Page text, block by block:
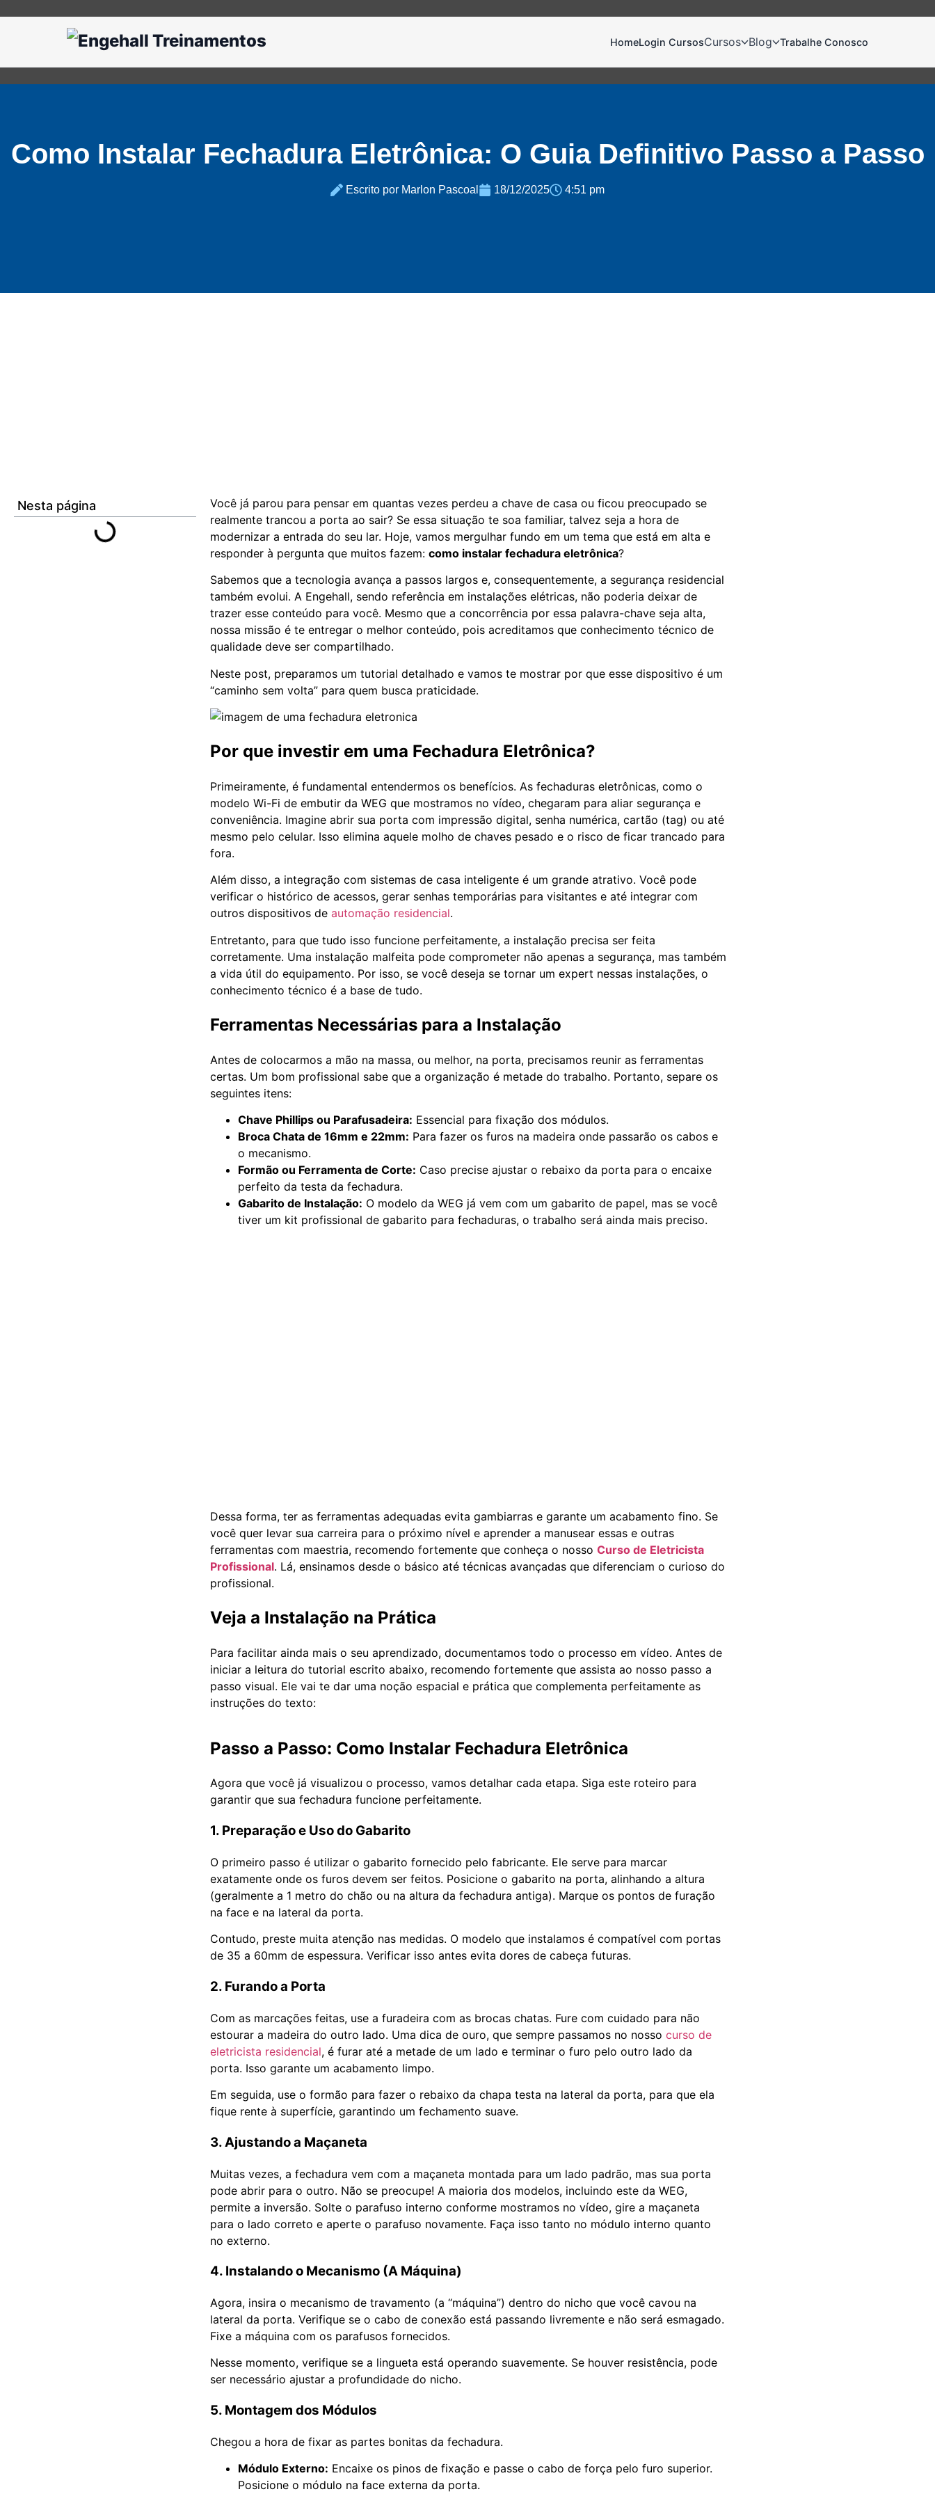
HomeLogin CursosCursos Blog Trabalhe Conosco
Como Instalar Fechadura Eletrônica: O Guia Definitivo Passo a Passo
Escrito por Marlon Pascoal 18/12/2025 4:51 pm
Nesta página
Você já parou para pensar em quantas vezes perdeu a chave de casa ou ficou preocupado se
realmente trancou a porta ao sair? Se essa situação te soa familiar, talvez seja a hora de
modernizar a entrada do seu lar. Hoje, vamos mergulhar fundo em um tema que está em alta e
responder à pergunta que muitos fazem:como instalar fechadura eletrônica?
Sabemos que a tecnologia avança a passos largos e, consequentemente, a segurança residencial
também evolui. A Engehall, sendo referência em instalações elétricas, não poderia deixar de
trazer esse conteúdo para você. Mesmo que a concorrência por essa palavra-chave seja alta,
nossa missão é te entregar o melhor conteúdo, pois acreditamos que conhecimento técnico de
qualidade deve ser compartilhado.
Neste post, preparamos um tutorial detalhado e vamos te mostrar por que esse dispositivo é um
“caminho sem volta” para quem busca praticidade.
Por que investir em uma Fechadura Eletrônica?
Primeiramente, é fundamental entendermos os benefícios. As fechaduras eletrônicas, como o
modelo Wi-Fi de embutir da WEG que mostramos no vídeo, chegaram para aliar segurança e
conveniência. Imagine abrir sua porta com impressão digital, senha numérica, cartão (tag) ou até
mesmo pelo celular. Isso elimina aquele molho de chaves pesado e o risco de ficar trancado para
fora.
Além disso, a integração com sistemas de casa inteligente é um grande atrativo. Você pode
verificar o histórico de acessos, gerar senhas temporárias para visitantes e até integrar com
outros dispositivos deautomação residencial.
Entretanto, para que tudo isso funcione perfeitamente, a instalação precisa ser feita
corretamente. Uma instalação malfeita pode comprometer não apenas a segurança, mas também
a vida útil do equipamento. Por isso, se você deseja se tornar um expert nessas instalações, o
conhecimento técnico é a base de tudo.
Ferramentas Necessárias para a Instalação
Antes de colocarmos a mão na massa, ou melhor, na porta, precisamos reunir as ferramentas
certas. Um bom profissional sabe que a organização é metade do trabalho. Portanto, separe os
seguintes itens:
Chave Phillips ou Parafusadeira: Essencial para fixação dos módulos.
Broca Chata de 16mm e 22mm: Para fazer os furos na madeira onde passarão os cabos e
o mecanismo.
Formão ou Ferramenta de Corte: Caso precise ajustar o rebaixo da porta para o encaixe
perfeito da testa da fechadura.
Gabarito de Instalação: O modelo da WEG já vem com um gabarito de papel, mas se você
tiver um kit profissional de gabarito para fechaduras, o trabalho será ainda mais preciso.
Dessa forma, ter as ferramentas adequadas evita gambiarras e garante um acabamento fino. Se
você quer levar sua carreira para o próximo nível e aprender a manusear essas e outras
ferramentas com maestria, recomendo fortemente que conheça o nossoCurso de Eletricista
Profissional. Lá, ensinamos desde o básico até técnicas avançadas que diferenciam o curioso do
profissional.
Veja a Instalação na Prática
Para facilitar ainda mais o seu aprendizado, documentamos todo o processo em vídeo. Antes de
iniciar a leitura do tutorial escrito abaixo, recomendo fortemente que assista ao nosso passo a
passo visual. Ele vai te dar uma noção espacial e prática que complementa perfeitamente as
instruções do texto:
Passo a Passo: Como Instalar Fechadura Eletrônica
Agora que você já visualizou o processo, vamos detalhar cada etapa. Siga este roteiro para
garantir que sua fechadura funcione perfeitamente.
1. Preparação e Uso do Gabarito
O primeiro passo é utilizar o gabarito fornecido pelo fabricante. Ele serve para marcar
exatamente onde os furos devem ser feitos. Posicione o gabarito na porta, alinhando a altura
(geralmente a 1 metro do chão ou na altura da fechadura antiga). Marque os pontos de furação
na face e na lateral da porta.
Contudo, preste muita atenção nas medidas. O modelo que instalamos é compatível com portas
de 35 a 60mm de espessura. Verificar isso antes evita dores de cabeça futuras.
2. Furando a Porta
Com as marcações feitas, use a furadeira com as brocas chatas. Fure com cuidado para não
estourar a madeira do outro lado. Uma dica de ouro, que sempre passamos no nossocurso de
eletricista residencial, é furar até a metade de um lado e terminar o furo pelo outro lado da
porta. Isso garante um acabamento limpo.
Em seguida, use o formão para fazer o rebaixo da chapa testa na lateral da porta, para que ela
fique rente à superfície, garantindo um fechamento suave.
3. Ajustando a Maçaneta
Muitas vezes, a fechadura vem com a maçaneta montada para um lado padrão, mas sua porta
pode abrir para o outro. Não se preocupe! A maioria dos modelos, incluindo este da WEG,
permite a inversão. Solte o parafuso interno conforme mostramos no vídeo, gire a maçaneta
para o lado correto e aperte o parafuso novamente. Faça isso tanto no módulo interno quanto
no externo.
4. Instalando o Mecanismo (A Máquina)
Agora, insira o mecanismo de travamento (a “máquina”) dentro do nicho que você cavou na
lateral da porta. Verifique se o cabo de conexão está passando livremente e não será esmagado.
Fixe a máquina com os parafusos fornecidos.
Nesse momento, verifique se a lingueta está operando suavemente. Se houver resistência, pode
ser necessário ajustar a profundidade do nicho.
5. Montagem dos Módulos
Chegou a hora de fixar as partes bonitas da fechadura.
Módulo Externo: Encaixe os pinos de fixação e passe o cabo de força pelo furo superior.
Posicione o módulo na face externa da porta.